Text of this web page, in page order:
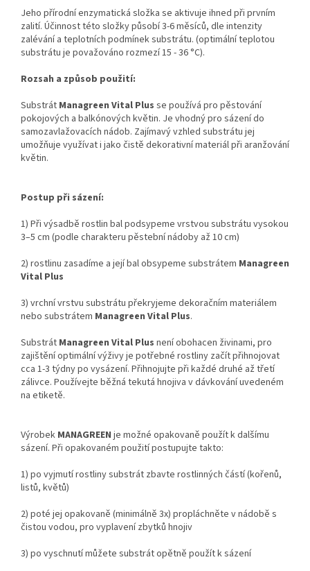
Jeho přírodní enzymatická složka se aktivuje ihned při prvním
zalití. Účinnost této složky působí 3-6 měsíců, dle intenzity
zalévání a teplotních podmínek substrátu. (optimální teplotou
substrátu je považováno rozmezí 15 - 36 °C).
Rozsah a způsob použití:
Substrát Managreen Vital Plus se používá pro pěstování
pokojových a balkónových květin. Je vhodný pro sázení do
samozavlažovacích nádob. Zajímavý vzhled substrátu jej
umožňuje využívat i jako čistě dekorativní materiál při aranžování
květin.
Postup při sázení:
1) Při výsadbě rostlin bal podsypeme vrstvou substrátu vysokou
3–5 cm (podle charakteru pěstební nádoby až 10 cm)
2) rostlinu zasadíme a její bal obsypeme substrátem Managreen
Vital Plus
3) vrchní vrstvu substrátu překryjeme dekoračním materiálem
nebo substrátem Managreen Vital Plus.
Substrát Managreen Vital Plus není obohacen živinami, pro
zajištění optimální výživy je potřebné rostliny začít přihnojovat
cca 1-3 týdny po vysázení. Přihnojujte při každé druhé až třetí
zálivce. Používejte běžná tekutá hnojiva v dávkování uvedeném
na etiketě.
Výrobek MANAGREEN je možné opakovaně použít k dalšímu
sázení. Při opakovaném použití postupujte takto:
1) po vyjmutí rostliny substrát zbavte rostlinných částí (kořenů,
listů, květů)
2) poté jej opakovaně (minimálně 3x) propláchněte v nádobě s
čistou vodou, pro vyplavení zbytků hnojiv
3) po vyschnutí můžete substrát opětně použít k sázení